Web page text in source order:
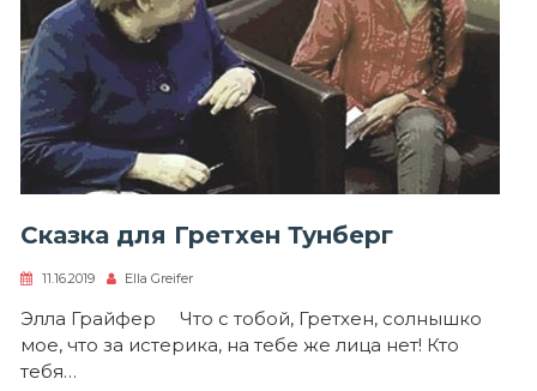
Сказка для Гретхен Тунберг
11.16.2019 Ella Greifer
Элла Грайфер Что с тобой, Гретхен, солнышко
мое, что за истерика, на тебе же лица нет! Кто
тебя…